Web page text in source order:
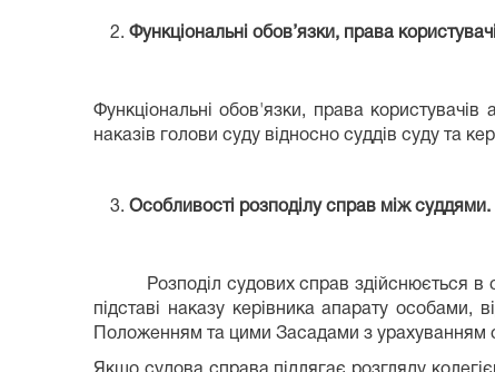
Функціональні обов’язки, права
Функціональні обов'язки, права
наказів голови суду відносно суддів суду та
Особливості розподілу справ між суддями.
Розподіл судових справ здійснюється в
підставі наказу керівника апарату особами,
Положенням та цими Засадами з урахуванням